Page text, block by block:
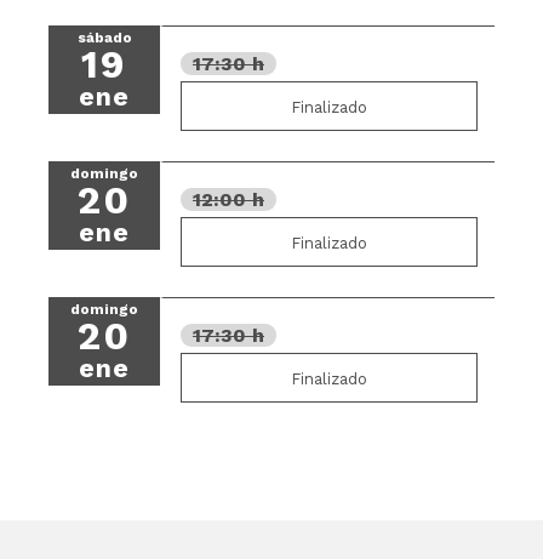
sábado
19
ene
17:30 h
Finalizado
domingo
20
ene
12:00 h
Finalizado
domingo
20
ene
17:30 h
Finalizado